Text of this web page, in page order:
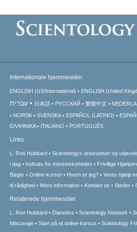
Internationale hjemmesider
ENGLISH (US/International) ENGLISH (United
עברית 日本語 РУССКИЙ 繁體中文
NORSK
SVENSKA ESPAÑOL (LATINO)
ΕΛΛΗΝΙΚA
ITALIANO PORTUGUÊS
Links
L. Ron Hubbard Scientologys anskuelser og
i dag
Indsats for menneskeheden Frivillige
Bøger
Online-kurser Hvem er jeg?
Vores hjælp er
til rådighed
Mere information Kontakt os Steder
Relaterede hjemmesider
L. Ron Hubbard Dianetics Scientology Network
Miscavige
Start på et online-kursus Scientology